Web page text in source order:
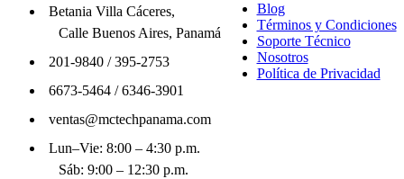
Betania Villa Cáceres,
Calle Buenos Aires, Panamá
201-9840/395-2753
6673-5464/6346-3901
ventas@mctechpanama.com
Lun–Vie: 8:00 – 4:30 p.m.
Sáb: 9:00 – 12:30 p.m.
Blog
Términos y Condiciones
Soporte Técnico
Nosotros
Política de Privacidad